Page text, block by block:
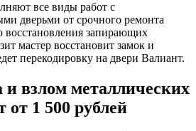
все виды работ с
дверьми от срочного ремонта
восстановления запирающих
мастер восстановит замок и
перекодировку на двери Валиант.
и взлом металлических
от 1 500 рублей